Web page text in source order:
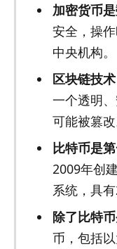
加密货币
安全，操
中央机构。
区块链技术
一个透明
可能被篡改
比特币是
2009年创
系统，具
除了比特币
币，包括